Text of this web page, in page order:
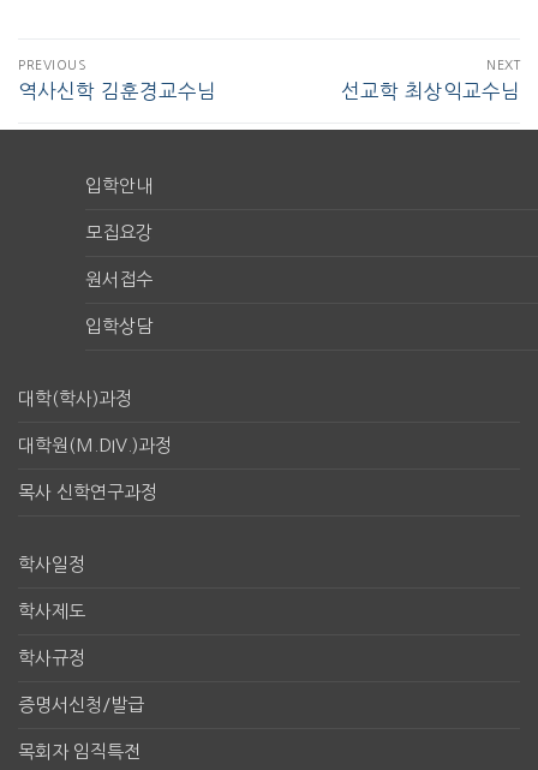
PREVIOUS
역사신학 김훈경교수님
NEXT
선교학 최상익교수님
입학안내
모집요강
원서접수
입학상담
대학(학사)과정
대학원(M.DIV.)과정
목사 신학연구과정
학사일정
학사제도
학사규정
증명서신청/발급
목회자 임직특전